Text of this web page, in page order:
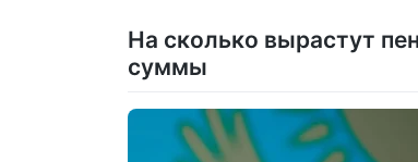
На сколько вырастут
суммы